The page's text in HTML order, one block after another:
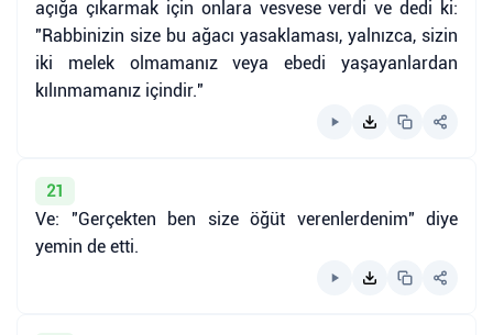
açığa çıkarmak için onlara vesvese verdi ve dedi ki:
"Rabbinizin size bu ağacı yasaklaması, yalnızca, sizin
iki melek olmamanız veya ebedi yaşayanlardan
kılınmamanız içindir."
21
Ve: "Gerçekten ben size öğüt verenlerdenim" diye
yemin de etti.